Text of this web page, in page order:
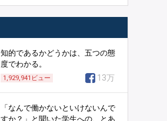
知的であるかどうかは、五つの態
度でわかる。
1,929,941 ビュー 13万
「なんで働かないといけないんで
すか？」と聞いた学生への、とあ